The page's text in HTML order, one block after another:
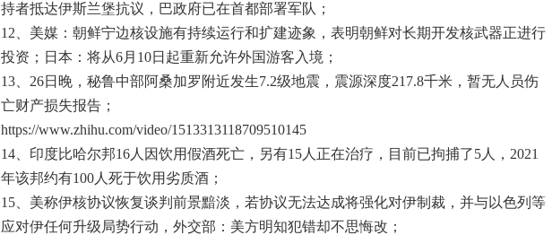
持者抵达伊斯兰堡抗议，巴政府已在首都部署军队；
12、美媒：朝鲜宁边核设施有持续运行和扩建迹象，表明朝鲜对长期开发核武器正进行
投资；日本：将从6月10日起重新允许外国游客入境；
13、26日晚，秘鲁中部阿桑加罗附近发生7.2级地震，震源深度217.8千米，暂无人员伤
亡财产损失报告；
https://www.zhihu.com/video/1513313118709510145
14、印度比哈尔邦16人因饮用假酒死亡，另有15人正在治疗，目前已拘捕了5人，2021
年该邦约有100人死于饮用劣质酒；
15、美称伊核协议恢复谈判前景黯淡，若协议无法达成将强化对伊制裁，并与以色列等
应对伊任何升级局势行动，外交部：美方明知犯错却不思悔改；